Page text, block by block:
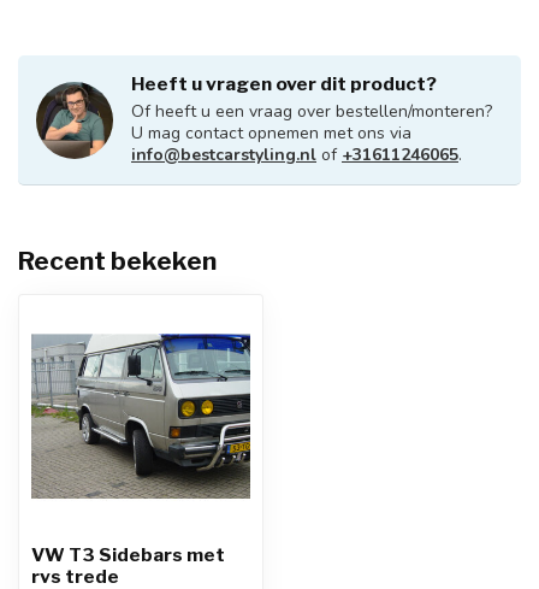
Heeft u vragen over dit product?
Of heeft u een vraag over bestellen/monteren?
U mag contact opnemen met ons via
info@bestcarstyling.nl of +31611246065.
Recent bekeken
VW T3 Sidebars met
rvs trede